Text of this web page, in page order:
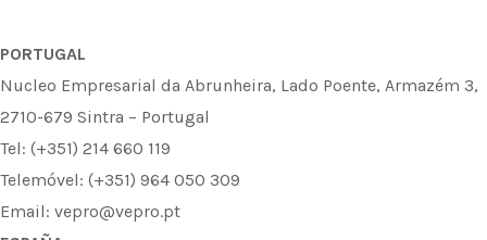
PORTUGAL
Nucleo Empresarial da Abrunheira, Lado Poente, Armazém 3,
2710-679 Sintra – Portugal
Tel: (+351) 214 660 119
Telemóvel: (+351) 964 050 309
Email: vepro@vepro.pt